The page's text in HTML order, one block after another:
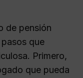
de pensión
que
Primero,
que pueda